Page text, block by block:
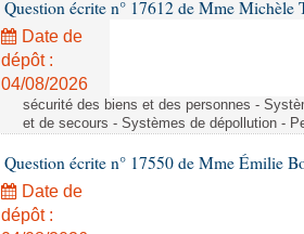
Question écrite n° 17612 de Mme Michèle
Date de
dépôt :
04/08/2026
sécurité des biens et des personnes -
et de secours - Systèmes de dépollution -
Question écrite n° 17550 de Mme Émilie
Date de
dépôt :